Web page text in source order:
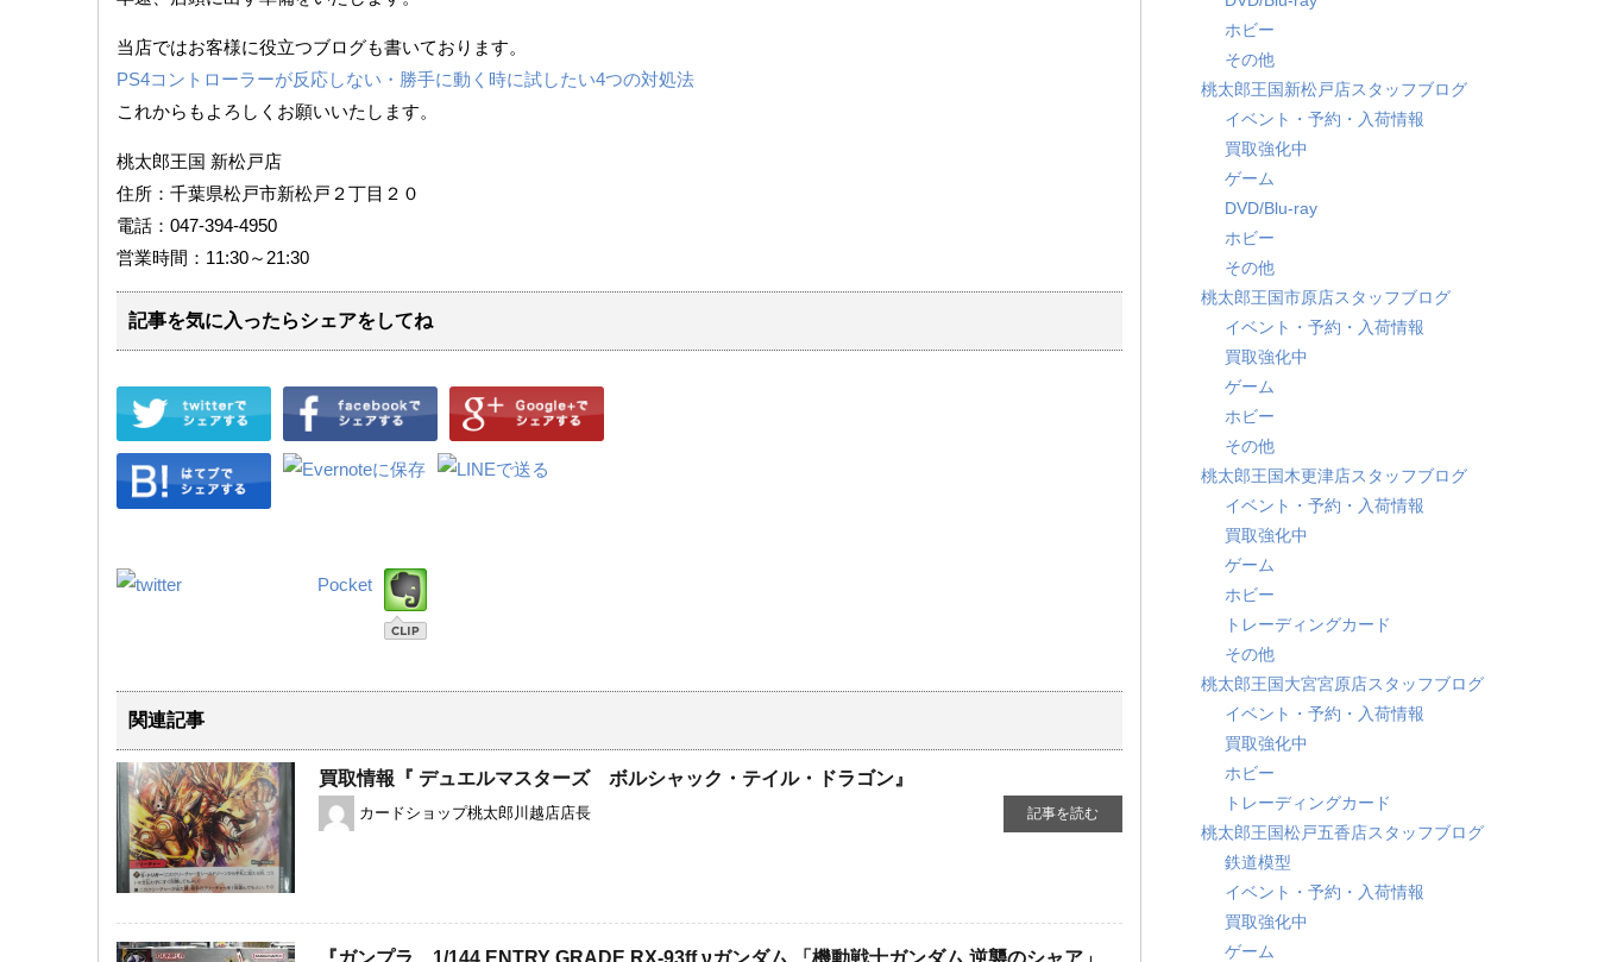
当店ではお客様に役立つブログも書いております。
PS4コントローラーが反応しない・勝手に動く時に試したい4つの対処法
これからもよろしくお願いいたします。
桃太郎王国 新松戸店
住所：千葉県松戸市新松戸２丁目２０
電話：047-394-4950
営業時間：11:30～21:30
記事を気に入ったらシェアをしてね
Pocket
関連記事
買取情報『 デュエルマスターズ ボルシャック・テイル・ドラゴン』
カードショップ桃太郎川越店店長 記事を読む
『ガンプラ 1/144 ​ENTRY ​GRADE ​RX-93ff ​νガンダム ​「機動戦士ガンダム ​逆襲のシャア」
ホビー
その他
桃太郎王国新松戸店スタッフブログ
イベント・予約・入荷情報
買取強化中
ゲーム
DVD/Blu-ray
ホビー
その他
桃太郎王国市原店スタッフブログ
イベント・予約・入荷情報
買取強化中
ゲーム
ホビー
その他
桃太郎王国木更津店スタッフブログ
イベント・予約・入荷情報
買取強化中
ゲーム
ホビー
トレーディングカード
その他
桃太郎王国大宮宮原店スタッフブログ
イベント・予約・入荷情報
買取強化中
ホビー
トレーディングカード
桃太郎王国松戸五香店スタッフブログ
鉄道模型
イベント・予約・入荷情報
買取強化中
ゲーム